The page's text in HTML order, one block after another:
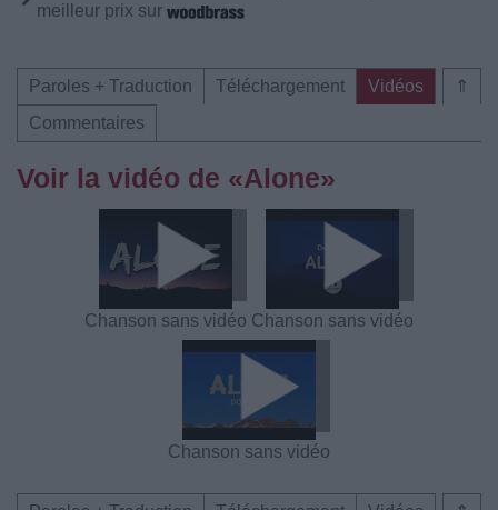
meilleur prix sur
⇑
Paroles + Traduction Téléchargement
Vidéos
Commentaires
Voir la vidéo de «Alone»
Chanson sans vidéo Chanson sans vidéo
Chanson sans vidéo